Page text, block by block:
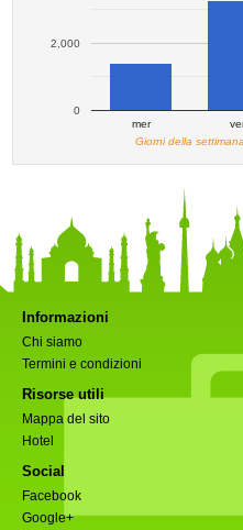
mer
0
2,000
Giorni della settimana
Informazioni
Chi siamo
Termini e condizioni
Risorse utili
Mappa del sito
Hotel
Social
Facebook
Google+